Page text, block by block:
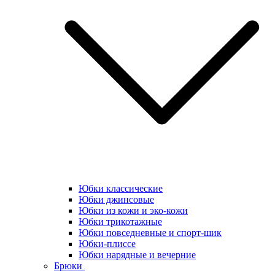
Юбки классические
Юбки джинсовые
Юбки из кожи и эко-кожи
Юбки трикотажные
Юбки повседневные и спорт-шик
Юбки-плиссе
Юбки нарядные и вечерние
Брюки